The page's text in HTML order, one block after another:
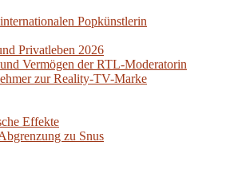
Popkünstlerin
Privatleben 2026
Vermögen der RTL-Moderatorin
zur Reality-TV-Marke
Effekte
zu Snus